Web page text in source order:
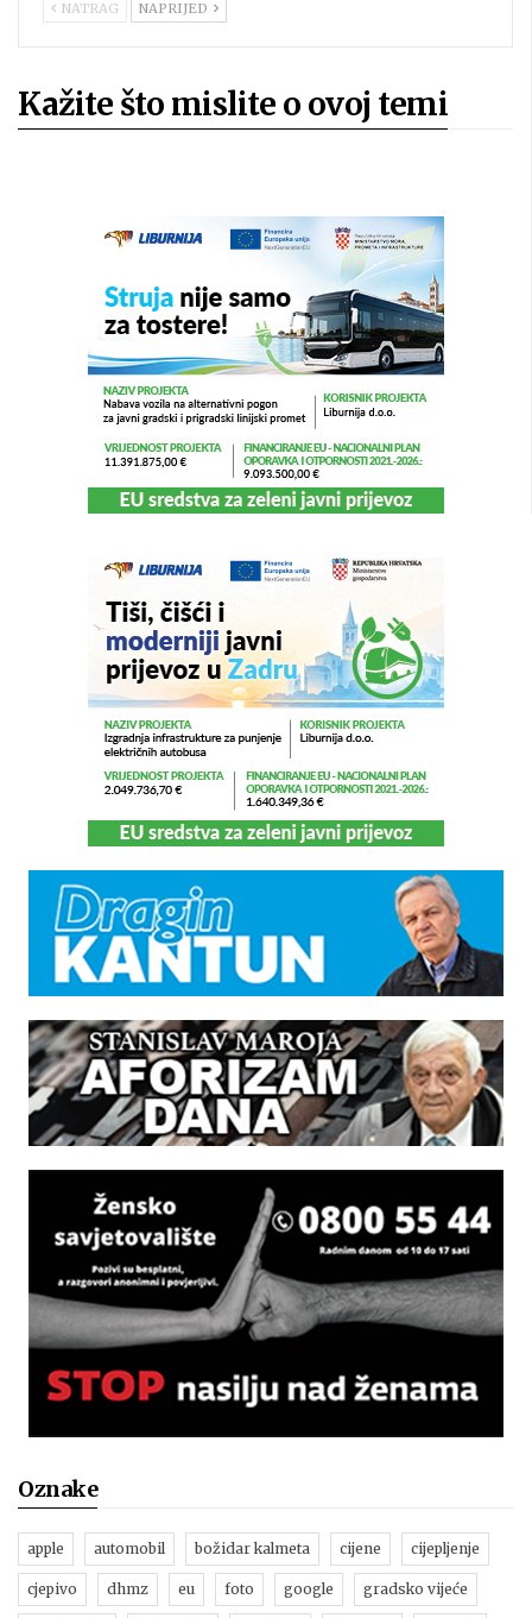
NATRAG NAPRIJED
Kažite što mislite o ovoj temi
Oznake
apple automobil božidar kalmeta cijene cijepljenje
cjepivo dhmz eu foto google gradsko vijeće